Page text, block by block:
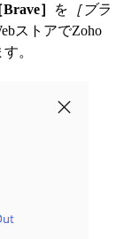
Brave］ を ［ブラ
ストアでZoho
。